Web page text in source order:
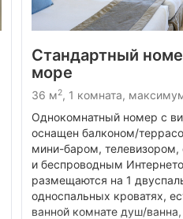
Стандартный
море
36 м2, 1 комната,
Однокомнатный номер с
оснащен балконом/
мини-баром,
и беспроводным
размещаются на 1
односпальных кроватях,
ванной комнате душ/